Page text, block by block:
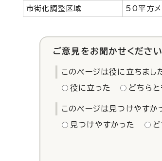
市街化調整区域 50平方メ
ご意見をお聞かせください
このページは役に立ちまし
役に立った どちら
このページは見つけやすか
見つけやすかった